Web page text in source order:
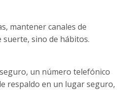
mantener canales de
sino de hábitos.
un número telefónico
respaldo en un lugar seguro,